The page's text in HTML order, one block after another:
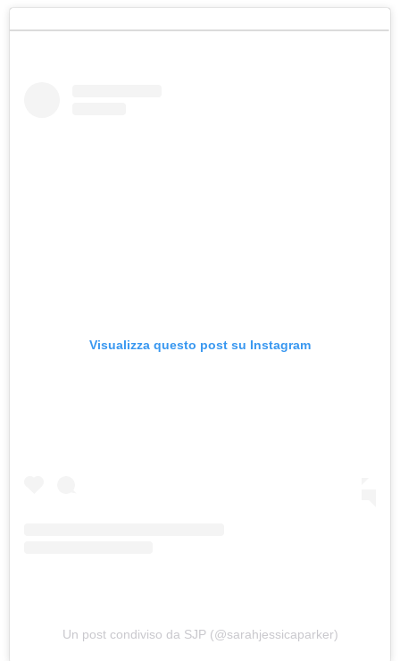
Visualizza questo post su Instagram
Un post condiviso da SJP (@sarahjessicaparker)